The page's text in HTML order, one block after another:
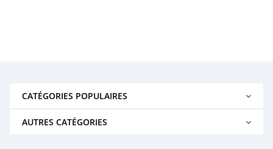
CATÉGORIES POPULAIRES
AUTRES CATÉGORIES